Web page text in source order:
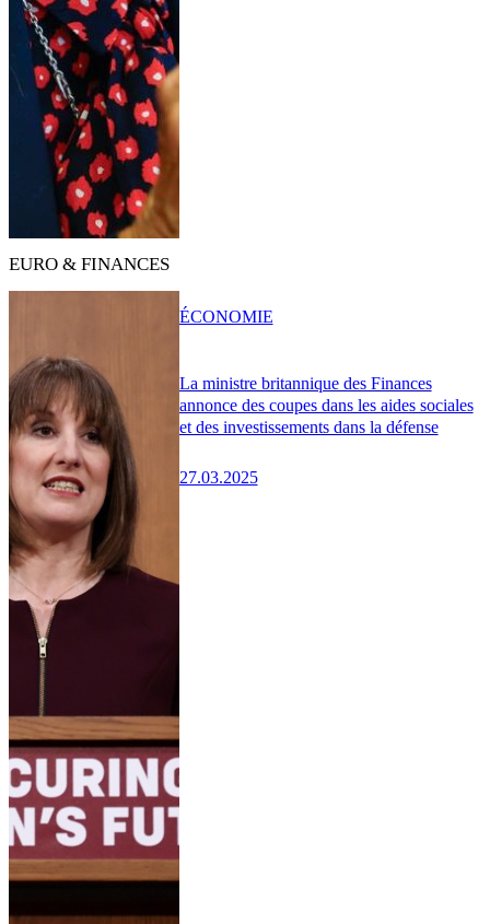
EURO & FINANCES
La ministre britannique des Finances
annonce des coupes dans les aides sociales
et des investissements dans la défense
27.03.2025
ÉCONOMIE